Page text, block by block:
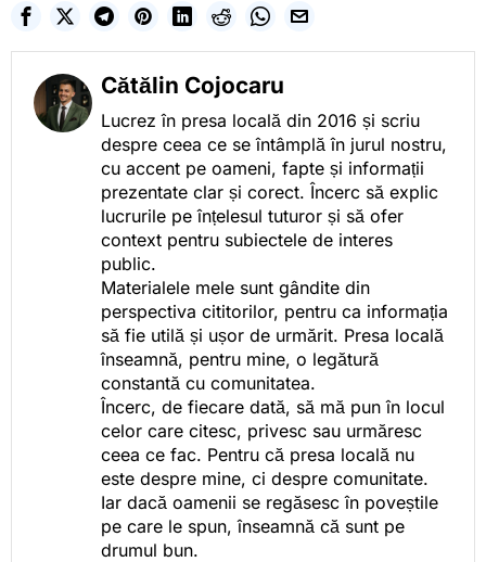
Cătălin Cojocaru
Lucrez în presa locală din 2016 și scriu
despre ceea ce se întâmplă în jurul nostru,
cu accent pe oameni, fapte și informații
prezentate clar și corect. Încerc să explic
lucrurile pe înțelesul tuturor și să ofer
context pentru subiectele de interes
public.
Materialele mele sunt gândite din
perspectiva cititorilor, pentru ca informația
să fie utilă și ușor de urmărit. Presa locală
înseamnă, pentru mine, o legătură
constantă cu comunitatea.
Încerc, de fiecare dată, să mă pun în locul
celor care citesc, privesc sau urmăresc
ceea ce fac. Pentru că presa locală nu
este despre mine, ci despre comunitate.
Iar dacă oamenii se regăsesc în poveștile
pe care le spun, înseamnă că sunt pe
drumul bun.